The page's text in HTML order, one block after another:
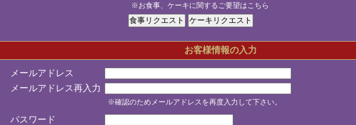
※お食事、ケーキに関するご要望はこちら
お客様情報の入力
メールアドレス
メールアドレス再入力
※確認のためメールアドレスを再度入力して下さい。
パスワード